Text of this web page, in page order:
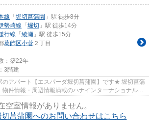
線 「 堀切菖蒲園 」駅 徒歩8分
勢崎線 「 堀切 」駅 徒歩14分
行線 「 綾瀬 」駅 徒歩15分
葛飾区小菅 ２丁目
：築22年
3階建
アパート【エスパーダ堀切菖蒲園】です★ 堀切菖蒲
物件情報・周辺情報満載のハナインターナショナル北
空室情報がありません。
菖蒲園へのお問い合わせはこちら